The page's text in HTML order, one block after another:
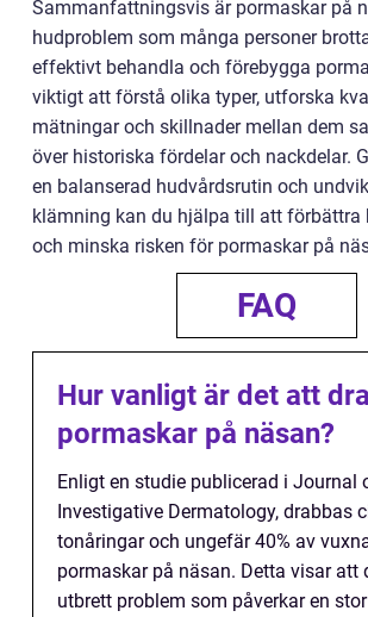
Sammanfattningsvis är pormaskar på
hudproblem som många personer
effektivt behandla och förebygga
viktigt att förstå olika typer, utforska
mätningar och skillnader mellan dem
över historiska fördelar och nackdelar.
en balanserad hudvårdsrutin och
klämning kan du hjälpa till att förbättra
och minska risken för pormaskar på
FAQ
Hur vanligt är det att
pormaskar på näsan?
Enligt en studie publicerad i Journal
Investigative Dermatology, drabbas
tonåringar och ungefär 40% av
pormaskar på näsan. Detta visar att
utbrett problem som påverkar en